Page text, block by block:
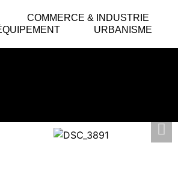
COMMERCE & INDUSTRIE
URBANISME